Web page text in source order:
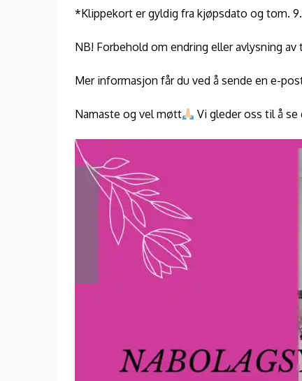
*Klippekort er gyldig fra kjøpsdato og tom.
NB! Forbehold om endring eller avlysning
Mer informasjon får du ved å sende en e-
Namaste og vel møtt Vi gleder oss til å se